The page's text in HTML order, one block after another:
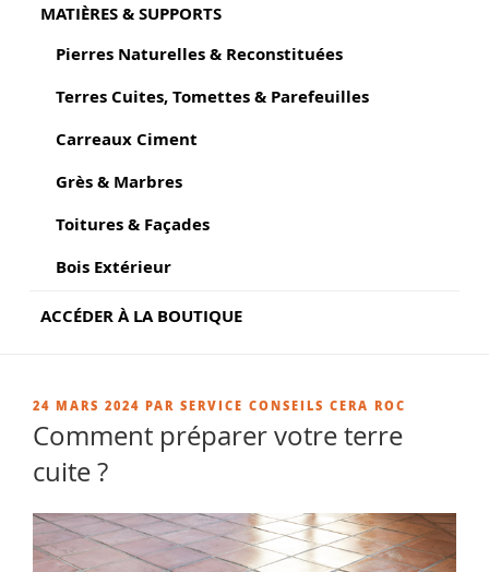
MATIÈRES & SUPPORTS
Pierres Naturelles & Reconstituées
Terres Cuites, Tomettes & Parefeuilles
Carreaux Ciment
Grès & Marbres
Toitures & Façades
Bois Extérieur
ACCÉDER À LA BOUTIQUE
PUBLIÉ
LE
24 MARS 2024 PAR SERVICE CONSEILS CERA ROC
Comment préparer votre terre
cuite ?